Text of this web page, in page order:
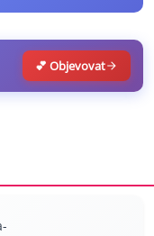
💕 Objevovat